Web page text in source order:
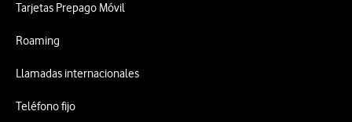
Tarjetas Prepago Móvil
Roaming
Llamadas internacionales
Teléfono fijo